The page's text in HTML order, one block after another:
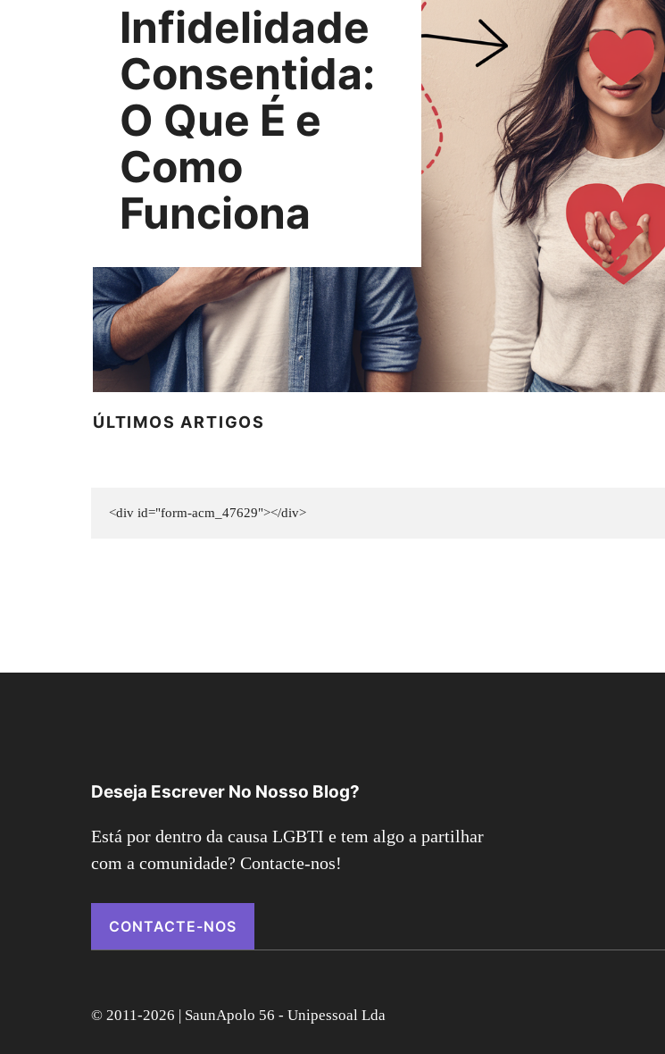
Infidelidade
Consentida:
O Que É e
Como
Funciona
ÚLTIMOS ARTIGOS
<div id="form-acm_47629"></div>
Deseja Escrever No Nosso Blog?
Está por dentro da causa LGBTI e tem algo a partilhar
com a comunidade? Contacte-nos!
CONTACTE-NOS
© 2011-2026 | SaunApolo 56 - Unipessoal Lda